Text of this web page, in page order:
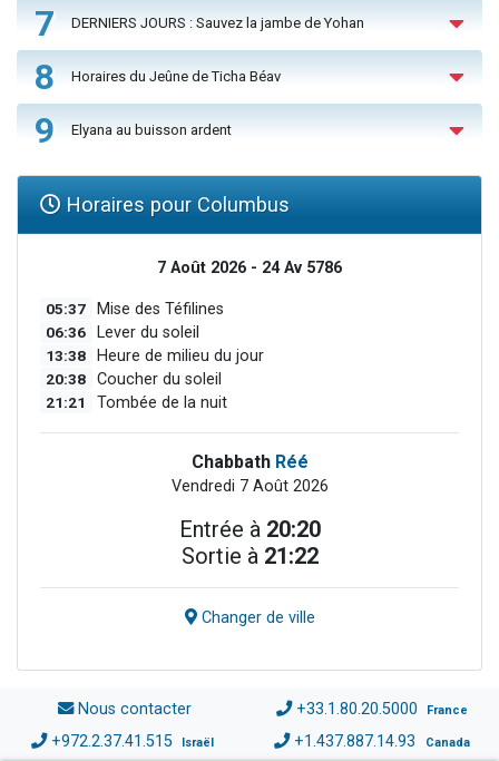
7 DERNIERS JOURS : Sauvez la jambe de Yohan
8 Horaires du Jeûne de Ticha Béav
9 Elyana au buisson ardent
Horaires pour Columbus
7 Août 2026 - 24 Av 5786
05:37 Mise des Téfilines
06:36 Lever du soleil
13:38 Heure de milieu du jour
20:38 Coucher du soleil
21:21 Tombée de la nuit
Chabbath Réé
Vendredi 7 Août 2026
Entrée à 20:20
Sortie à 21:22
Changer de ville
Nous contacter +33.1.80.20.5000 France
+972.2.37.41.515 Israël +1.437.887.14.93 Canada